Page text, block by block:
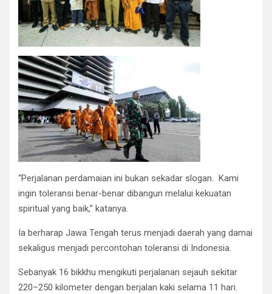
“Perjalanan perdamaian ini bukan sekadar slogan. Kami
ingin toleransi benar-benar dibangun melalui kekuatan
spiritual yang baik,” katanya.
Ia berharap Jawa Tengah terus menjadi daerah yang damai
sekaligus menjadi percontohan toleransi di Indonesia.
Sebanyak 16 bikkhu mengikuti perjalanan sejauh sekitar
220–250 kilometer dengan berjalan kaki selama 11 hari.